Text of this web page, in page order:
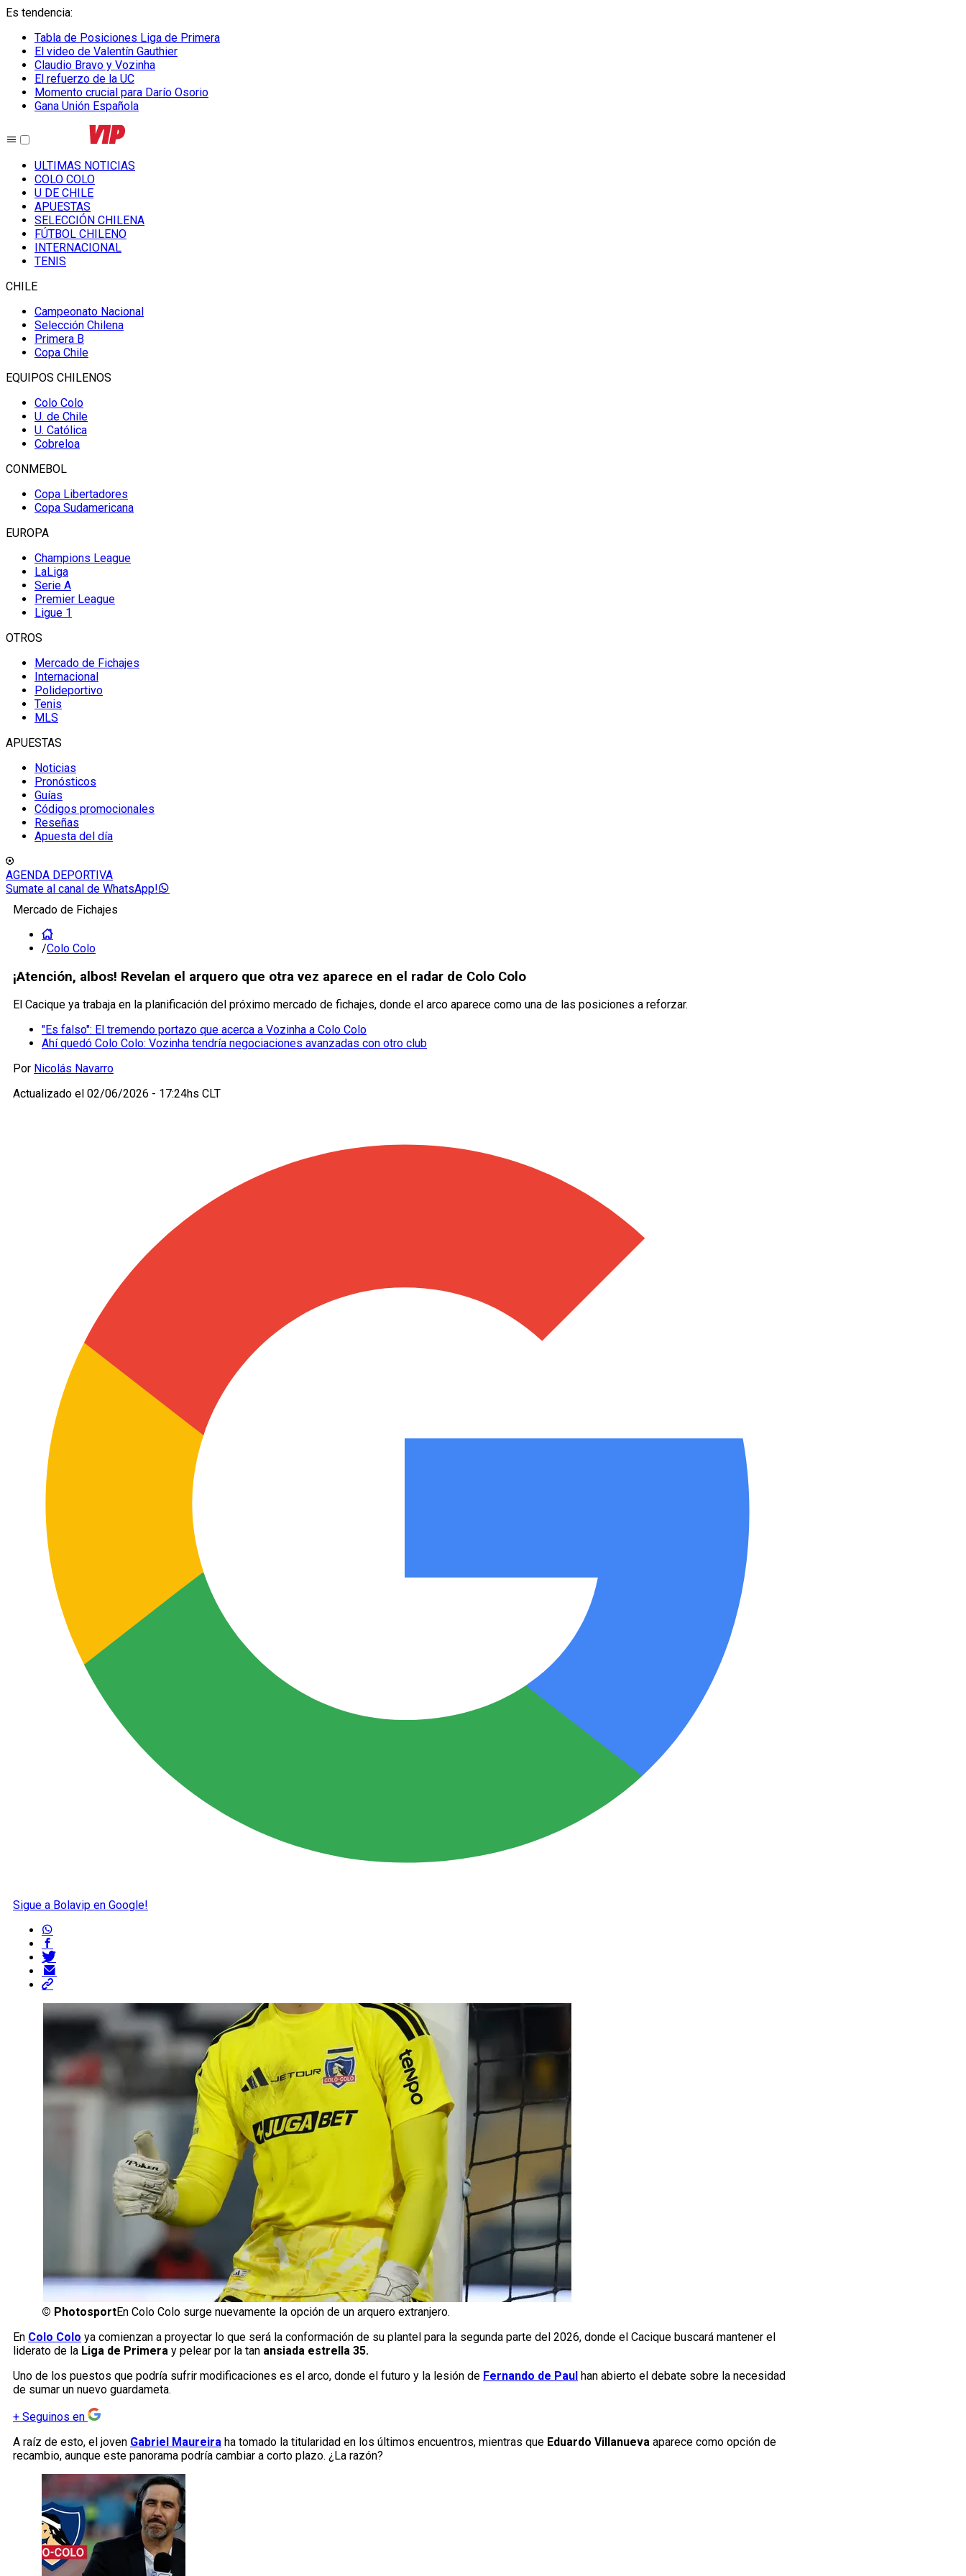
Es tendencia:
Tabla de Posiciones Liga de Primera
El video de Valentín Gauthier
Claudio Bravo y Vozinha
El refuerzo de la UC
Momento crucial para Darío Osorio
Gana Unión Española
ULTIMAS NOTICIAS
COLO COLO
U DE CHILE
APUESTAS
SELECCIÓN CHILENA
FÚTBOL CHILENO
INTERNACIONAL
TENIS
CHILE
Campeonato Nacional
Selección Chilena
Primera B
Copa Chile
EQUIPOS CHILENOS
Colo Colo
U. de Chile
U. Católica
Cobreloa
CONMEBOL
Copa Libertadores
Copa Sudamericana
EUROPA
Champions League
LaLiga
Serie A
Premier League
Ligue 1
OTROS
Mercado de Fichajes
Internacional
Polideportivo
Tenis
MLS
APUESTAS
Noticias
Pronósticos
Guías
Códigos promocionales
Reseñas
Apuesta del día
AGENDA DEPORTIVA
Sumate al canal de WhatsApp!
Mercado de Fichajes
/Colo Colo
¡Atención, albos! Revelan el arquero que otra vez aparece en el radar de Colo Colo
El Cacique ya trabaja en la planificación del próximo mercado de fichajes, donde el arco aparece como una de las posiciones a reforzar.
"Es falso": El tremendo portazo que acerca a Vozinha a Colo Colo
Ahí quedó Colo Colo: Vozinha tendría negociaciones avanzadas con otro club
Por Nicolás Navarro
Actualizado el 02/06/2026 - 17:24hs CLT
Sigue a Bolavip en Google!
© PhotosportEn Colo Colo surge nuevamente la opción de un arquero extranjero.
En Colo Colo ya comienzan a proyectar lo que será la conformación de su plantel para la segunda parte del 2026, donde el Cacique buscará mantener el
liderato de la Liga de Primera y pelear por la tan ansiada estrella 35.
Uno de los puestos que podría sufrir modificaciones es el arco, donde el futuro y la lesión de Fernando de Paul han abierto el debate sobre la necesidad
de sumar un nuevo guardameta.
+ Seguinos en
A raíz de esto, el joven Gabriel Maureira ha tomado la titularidad en los últimos encuentros, mientras que Eduardo Villanueva aparece como opción de
recambio, aunque este panorama podría cambiar a corto plazo. ¿La razón?